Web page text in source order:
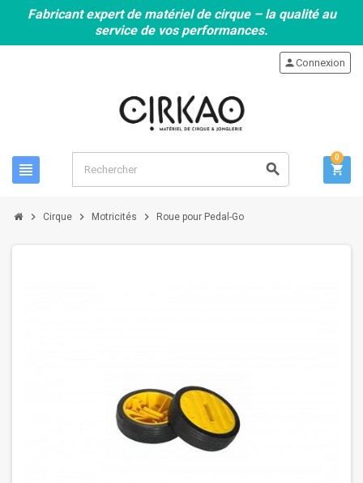
Fabricant expert de matériel de cirque – la qualité au
service de vos performances.
view_headline search
personConnexion
shopping_cart
0
chevron_right Cirque chevron_right Motricités chevron_right Roue pour Pedal-Go